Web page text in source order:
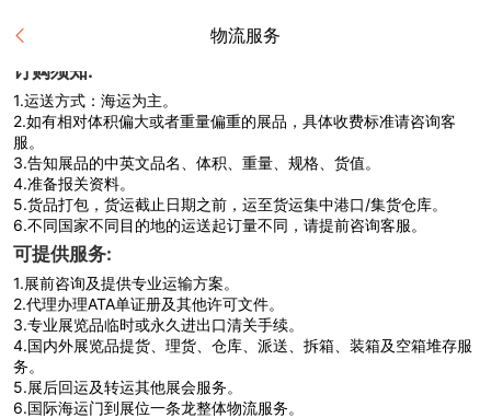
物流服务
订购须知:
1.运送方式：海运为主。
2.如有相对体积偏大或者重量偏重的展品，具体收费标准请咨询客
服。
3.告知展品的中英文品名、体积、重量、规格、货值。
4.准备报关资料。
5.货品打包，货运截止日期之前，运至货运集中港口/集货仓库。
6.不同国家不同目的地的运送起订量不同，请提前咨询客服。
可提供服务:
1.展前咨询及提供专业运输方案。
2.代理办理ATA单证册及其他许可文件。
3.专业展览品临时或永久进出口清关手续。
4.国内外展览品提货、理货、仓库、派送、拆箱、装箱及空箱堆存服
务。
5.展后回运及转运其他展会服务。
6.国际海运门到展位一条龙整体物流服务。